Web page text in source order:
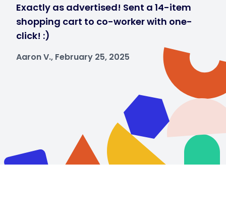
Exactly as advertised! Sent a 14-item
shopping cart to co-worker with one-
click! :)
Aaron V., February 25, 2025